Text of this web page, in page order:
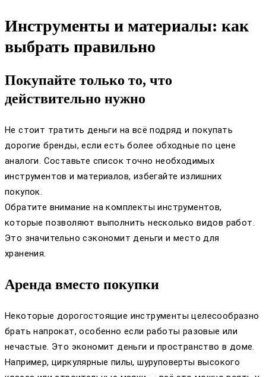
Инструменты и материалы: как
выбрать правильно
Покупайте только то, что
действительно нужно
Не стоит тратить деньги на всё подряд и покупать
дорогие бренды, если есть более обходные по цене
аналоги. Составьте список точно необходимых
инструментов и материалов, избегайте излишних
покупок.
Обратите внимание на комплекты инструментов,
которые позволяют выполнить несколько видов работ.
Это значительно сэкономит деньги и место для
хранения.
Аренда вместо покупки
Некоторые дорогостоящие инструменты целесообразно
брать напрокат, особенно если работы разовые или
нечастые. Это экономит деньги и пространство в доме.
Например, циркулярные пилы, шуруповерты высокого